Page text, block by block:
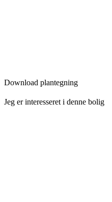
Download plantegning
Jeg er interesseret i denne bolig